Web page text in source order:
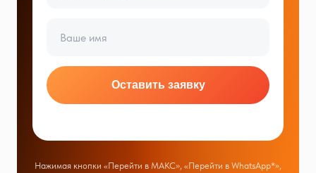
Оставить заявку
Нажимая кнопки «Перейти в МАКС», «Перейти в WhatsApp*»,